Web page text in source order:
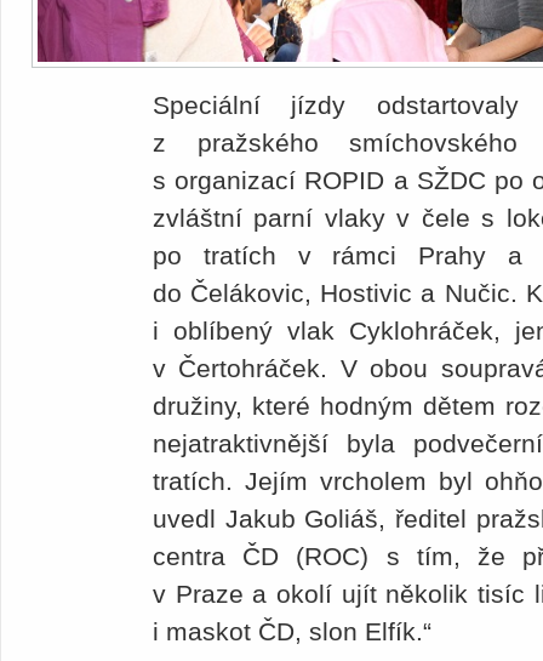
Speciální jízdy
z pražského
s organizací ROPID a SŽDC po
zvláštní parní vlaky v čele s
po tratích v rámci Prahy a
do Čelákovic, Hostivic a Nučic.
i oblíbený vlak Cyklohráček,
v Čertohráček. V obou
družiny, které hodným dětem
nejatraktivnější byla
tratích. Jejím vrcholem byl
uvedl Jakub Goliáš, ředitel
centra ČD (ROC) s tím, že
v Praze a okolí ujít několik tisíc
i maskot ČD, slon Elfík.“